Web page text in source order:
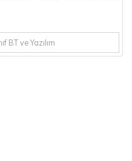
BT ve Yazılım